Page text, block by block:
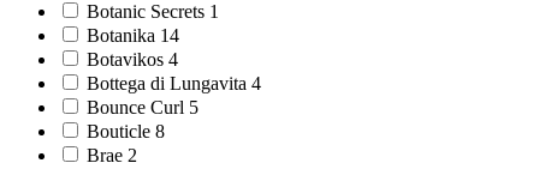
Botanic Secrets 1
Botanika 14
Botavikos 4
Bottega di Lungavita 4
Bounce Curl 5
Bouticle 8
Brae 2